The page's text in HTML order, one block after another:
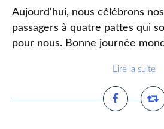
Aujourd'hui, nous célébrons
passagers à quatre pattes qui
pour nous. Bonne journée
Lire la suite